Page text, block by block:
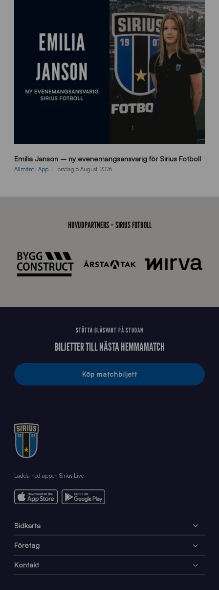
0
0
Emilia Janson – ny evenemangsansvarig för Sirius Fotboll
Allmänt , App Torsdag 6 Augusti 2026
HUVUDPARTNERS – SIRIUS FOTBOLL
STÖTTA BLÅSVART PÅ STUDAN
BILJETTER TILL NÄSTA HEMMAMATCH
Köp matchbiljett
Ladda ned appen Sirius Live
Sidkarta
Företag
Kontakt